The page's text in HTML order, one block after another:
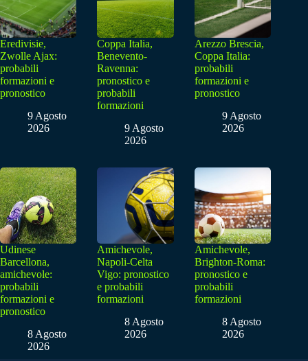
Eredivisie,
Zwolle Ajax:
probabili
formazioni e
pronostico
9 Agosto
2026
Coppa Italia,
Benevento-
Ravenna:
pronostico e
probabili
formazioni
9 Agosto
2026
Arezzo Brescia,
Coppa Italia:
probabili
formazioni e
pronostico
9 Agosto
2026
Udinese
Barcellona,
amichevole:
probabili
formazioni e
pronostico
8 Agosto
2026
Amichevole,
Napoli-Celta
Vigo: pronostico
e probabili
formazioni
8 Agosto
2026
Amichevole,
Brighton-Roma:
pronostico e
probabili
formazioni
8 Agosto
2026